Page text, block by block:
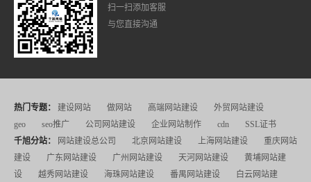
扫一扫添加客服
与您直接沟通
热门专题： 建设网站 做网站 高端网站建设
外贸网站建设
geo
seo推广 公司网站建设 企业网站制作 cdn
SSL证书
千旭分站：
网站建设总公司 北京网站建设 上海网站建设
重庆网站
建设
广东网站建设 广州网站建设 天河网站建设
黄埔网站建
设
越秀网站建设 海珠网站建设 番禺网站建设
白云网站建